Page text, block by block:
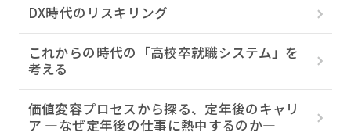
DX時代のリスキリング
これからの時代の「高校卒就職システム」を
考える
価値変容プロセスから探る、定年後のキャリ
ア ―なぜ定年後の仕事に熱中するのか―